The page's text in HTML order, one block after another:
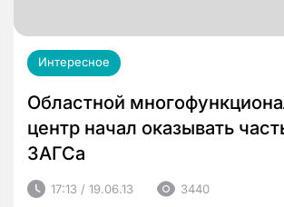
Интересное
Областной
центр начал оказывать
ЗАГСа
17:13 / 19.06.13 3440